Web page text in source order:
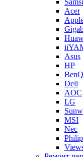
Acer
Asus
HP
BenQ
Dell
AOC
LG
MSI
Nec